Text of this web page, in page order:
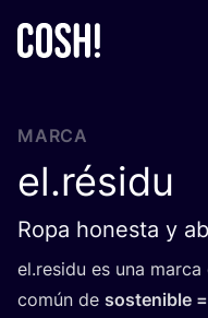
MARCA
el.résidu
Ropa honesta y
el.residu es una
común de sos­te­ni­ble